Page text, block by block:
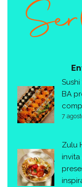
BA
7
Zulu